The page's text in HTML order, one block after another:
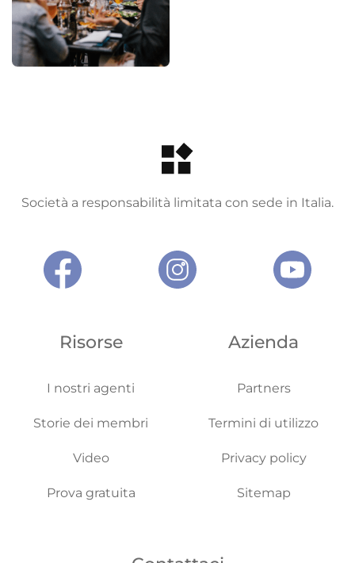
Società a responsabilità limitata con sede in Italia.
Risorse
I nostri agenti
Storie dei membri
Video
Prova gratuita
Azienda
Partners
Termini di utilizzo
Privacy policy
Sitemap